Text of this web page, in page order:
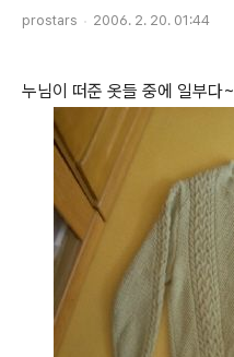
prostars 2006. 2. 20. 01:44
누님이 떠준 옷들 중에 일부다~